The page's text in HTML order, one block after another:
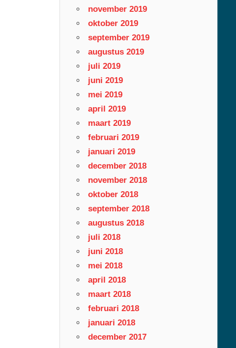
november 2019
oktober 2019
september 2019
augustus 2019
juli 2019
juni 2019
mei 2019
april 2019
maart 2019
februari 2019
januari 2019
december 2018
november 2018
oktober 2018
september 2018
augustus 2018
juli 2018
juni 2018
mei 2018
april 2018
maart 2018
februari 2018
januari 2018
december 2017